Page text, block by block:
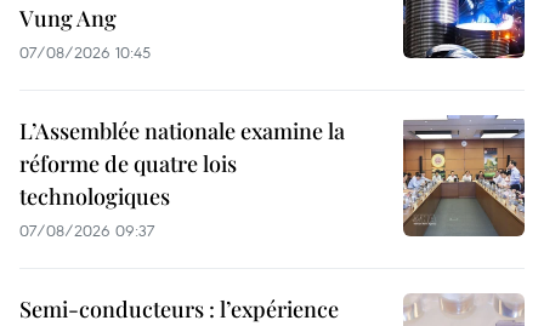
Vung Ang
07/08/2026 10:45
L’Assemblée nationale examine la
réforme de quatre lois
technologiques
07/08/2026 09:37
Semi-conducteurs : l’expérience